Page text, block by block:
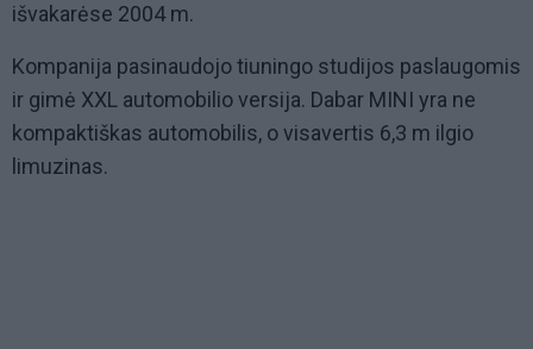
išvakarėse 2004 m.
Kompanija pasinaudojo tiuningo studijos paslaugomis
ir gimė XXL automobilio versija. Dabar MINI yra ne
kompaktiškas automobilis, o visavertis 6,3 m ilgio
limuzinas.